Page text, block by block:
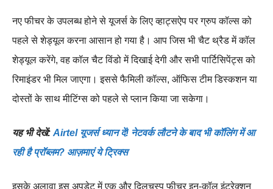
नए फीचर के उपलब्ध होने से यूजर्स के लिए व्हाट्सऐप पर ग्रुप कॉल्स को
पहले से शेड्यूल करना आसान हो गया है। आप जिस भी चैट थ्रैड में कॉल
शेड्यूल करेंगे, वह कॉल चैट विंडो में दिखाई देगी और सभी पार्टिसिपेंट्स को
रिमाइंडर भी मिल जाएगा। इससे फैमिली कॉल्स, ऑफिस टीम डिस्कशन या
दोस्तों के साथ मीटिंग्स को पहले से प्लान किया जा सकेगा।
यह भी देखें: Airtel यूजर्स ध्यान दें! नेटवर्क लौटने के बाद भी कॉलिंग में आ
रही है प्रॉब्लम? आज़माएं ये ट्रिक्स
इसके अलावा इस अपडेट में एक और दिलचस्प फीचर इन-कॉल इंटरेक्शन